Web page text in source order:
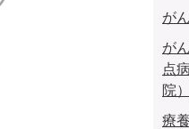
が
が
点
院）
療